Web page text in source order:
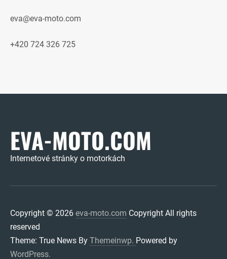
eva@eva-moto.com
+420 724 326 725
EVA-MOTO.COM
Internetové stránky o motorkách
Copyright © 2026 eva-moto.com Copyright All rights
reserved
Theme: True News By Themeinwp. Powered by
WordPress.